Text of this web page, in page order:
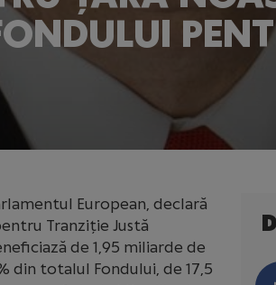
European, declară
Tranziție Justă
de 1,95 miliarde de
din totalul Fondului, de 17,5